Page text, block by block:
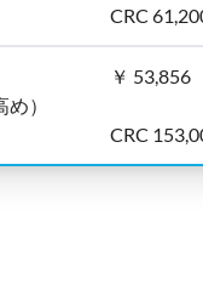
CRC
）
￥ 53,856
CRC